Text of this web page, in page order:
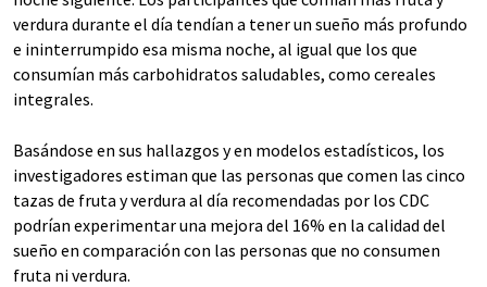
verdura durante el día tendían a tener un sueño más profundo
e ininterrumpido esa misma noche, al igual que los que
consumían más carbohidratos saludables, como cereales
integrales.
Basándose en sus hallazgos y en modelos estadísticos, los
investigadores estiman que las personas que comen las cinco
tazas de fruta y verdura al día recomendadas por los CDC
podrían experimentar una mejora del 16% en la calidad del
sueño en comparación con las personas que no consumen
fruta ni verdura.